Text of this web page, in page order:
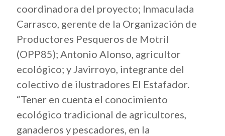
coordinadora del proyecto; Inmaculada
Carrasco, gerente de la Organización de
Productores Pesqueros de Motril
(OPP85); Antonio Alonso, agricultor
ecológico; y Javirroyo, integrante del
colectivo de ilustradores El Estafador.
“Tener en cuenta el conocimiento
ecológico tradicional de agricultores,
ganaderos y pescadores, en la